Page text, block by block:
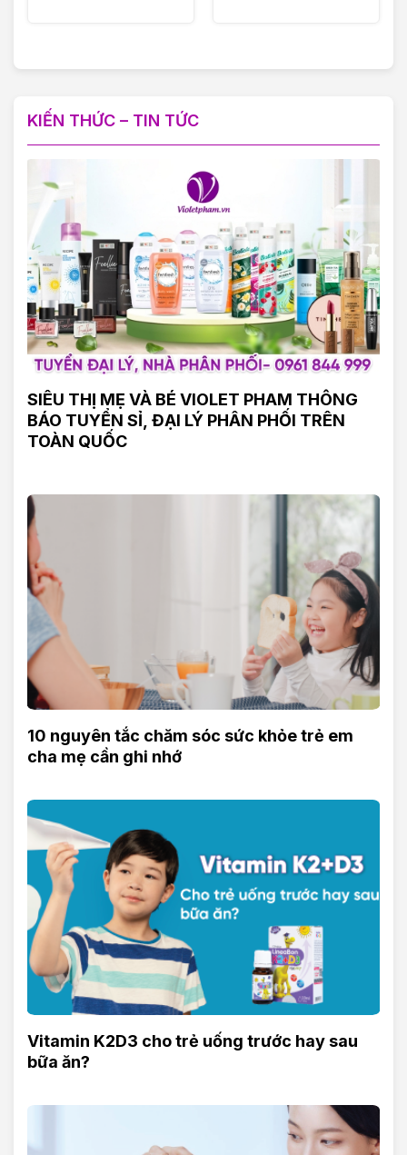
KIẾN THỨC – TIN TỨC
SIÊU THỊ MẸ VÀ BÉ VIOLET PHAM THÔNG
BÁO TUYỂN SỈ, ĐẠI LÝ PHÂN PHỐI TRÊN
TOÀN QUỐC
10 nguyên tắc chăm sóc sức khỏe trẻ em
cha mẹ cần ghi nhớ
Vitamin K2D3 cho trẻ uống trước hay sau
bữa ăn?